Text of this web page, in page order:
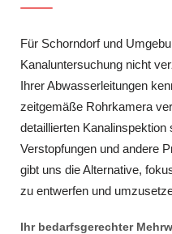
Für Schorndorf und
Kanaluntersuchung nicht
Ihrer Abwasserleitungen
zeitgemäße Rohrkamera
detaillierten
Verstopfungen und andere
gibt uns die Alternative,
zu entwerfen und
Ihr bedarfsgerechter